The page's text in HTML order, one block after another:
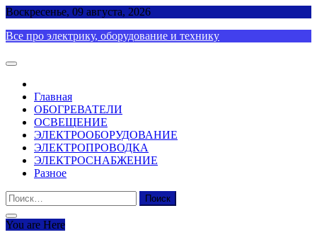
Skip
content
Воскресенье, 09 августа, 2026
Все про электрику, оборудование и технику
Главная
ОБОГРЕВАТЕЛИ
ОСВЕЩЕНИЕ
ЭЛЕКТРООБОРУДОВАНИЕ
ЭЛЕКТРОПРОВОДКА
ЭЛЕКТРОСНАБЖЕНИЕ
Разное
Найти:
You are Here